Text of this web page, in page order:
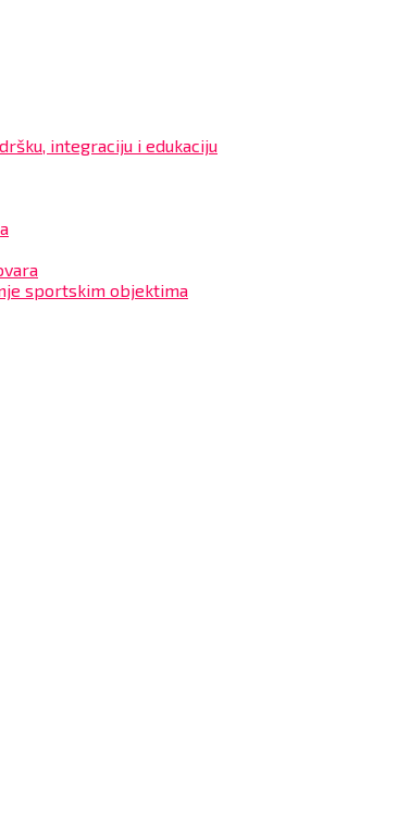
integraciju i edukaciju
sportskim objektima